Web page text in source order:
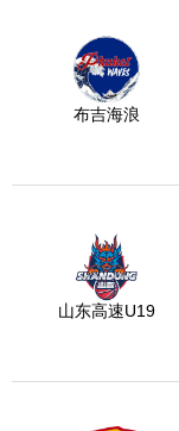
布吉海浪
山东高速U19